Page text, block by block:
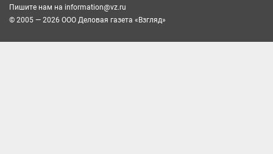
Пишите нам на information@vz.ru
© 2005 — 2026 ООО Деловая газета «Взгляд»